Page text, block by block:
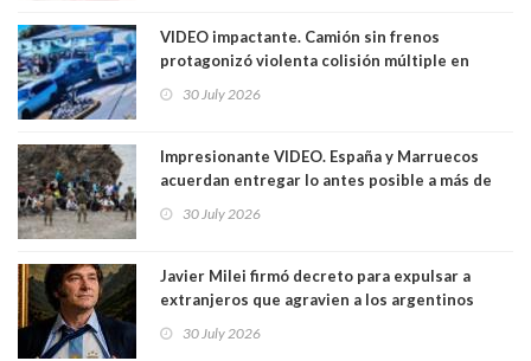
VIDEO impactante. Camión sin frenos
protagonizó violenta colisión múltiple en
30 July 2026
Impresionante VIDEO. España y Marruecos
acuerdan entregar lo antes posible a más de
avalancha y de manera irregular a territorio
30 July 2026
Javier Milei firmó decreto para expulsar a
extranjeros que agravien a los argentinos
30 July 2026